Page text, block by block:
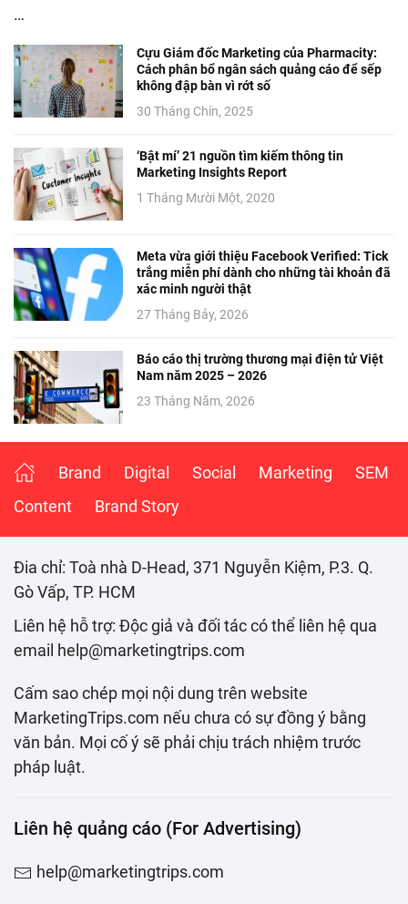
…
Cựu Giám đốc Marketing của Pharmacity:
Cách phân bổ ngân sách quảng cáo để sếp
không đập bàn vì rớt số
30 Tháng Chín, 2025
‘Bật mí’ 21 nguồn tìm kiếm thông tin
Marketing Insights Report
1 Tháng Mười Một, 2020
Meta vừa giới thiệu Facebook Verified: Tick
trắng miễn phí dành cho những tài khoản đã
xác minh người thật
27 Tháng Bảy, 2026
Báo cáo thị trường thương mại điện tử Việt
Nam năm 2025 – 2026
23 Tháng Năm, 2026
Brand Digital Social Marketing
SEM
Content
Brand Story
Đia chỉ: Toà nhà D-Head, 371 Nguyễn Kiệm, P.3. Q.
Gò Vấp, TP. HCM
Liên hệ hỗ trợ: Độc giả và đối tác có thể liên hệ qua
email help@marketingtrips.com
Cấm sao chép mọi nội dung trên website
MarketingTrips.com nếu chưa có sự đồng ý bằng
văn bản. Mọi cố ý sẽ phải chịu trách nhiệm trước
pháp luật.
Liên hệ quảng cáo (For Advertising)
help@marketingtrips.com